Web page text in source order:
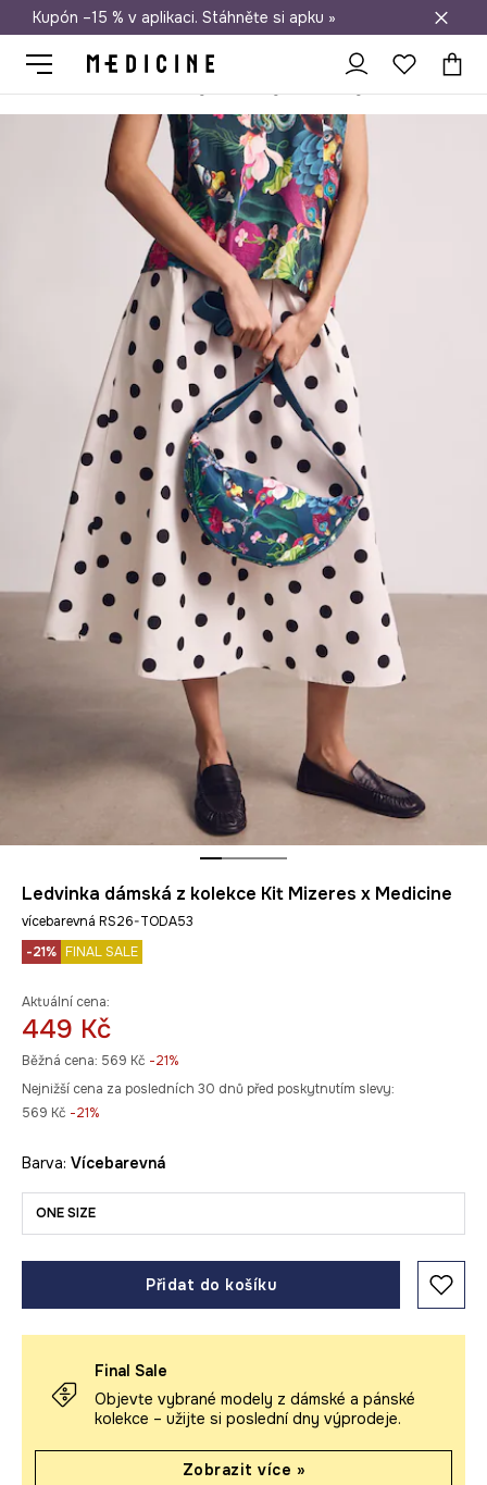
Doprava zdarma při nákupu nad 1 200 Kč
Kupón –15 % v aplikaci. Stáhněte si apku »
Ledvinka dámská z kolekce Kit Mizeres x Medicine
vícebarevná RS26-TODA53
-21% FINAL SALE
Aktuální cena:
449 Kč
Běžná cena: 569 Kč -21%
Nejnižší cena za posledních 30 dnů před poskytnutím slevy:
569 Kč -21%
Barva: vícebarevná
ONE SIZE
Přidat do košíku
Final Sale
Objevte vybrané modely z dámské a pánské
kolekce – užijte si poslední dny výprodeje.
Zobrazit více »